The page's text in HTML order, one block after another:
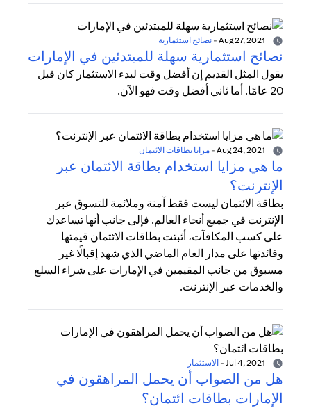
- نصائح استثمارية
نصائح استثمارية سهلة للمبتدئين في الإمارات
يقول المثل القديم إن أفضل وقت لبدء الاستثمار كان قبل
20 عامًا. أما ثاني أفضل وقت فهو الآن.
- مزايا بطاقات الائتمان
ما هي مزايا استخدام بطاقة الائتمان عبر
الإنترنت؟
بطاقة الائتمان ليست فقط آمنة وملائمة للتسوق عبر
الإنترنت في جميع أنحاء العالم. فإلى جانب أنها تساعدك
على كسب المكافآت، أثبتت بطاقات الائتمان قيمتها
وفائدتها على مدار العام الماضي الذي شهد إقبالًا غير
مسبوق من جانب المقيمين في الإمارات على شراء السلع
والخدمات عبر الإنترنت.
- الاستثمار
هل من الصواب أن يحمل المراهقون في
الإمارات بطاقات ائتمان؟